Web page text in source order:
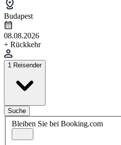
Budapest
08.08.2026
+ Rückkehr
1 Reisender
Suche
Bleiben Sie bei Booking.com